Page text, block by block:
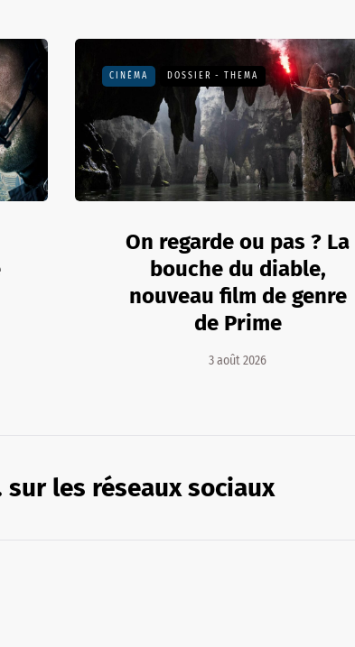
CINÉMA DOSSIER - THEMA
On regarde ou pas ? La
bouche du diable,
nouveau film de genre
de Prime
3 août 2026
sur les réseaux sociaux